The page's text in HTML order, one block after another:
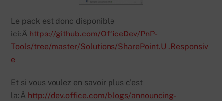
Le pack est donc disponible
ici:Â https://github.com/OfficeDev/PnP-
Tools/tree/master/Solutions/SharePoint.UI.Responsiv
e
Et si vous voulez en savoir plus c’est
la:Â http://dev.office.com/blogs/announcing-